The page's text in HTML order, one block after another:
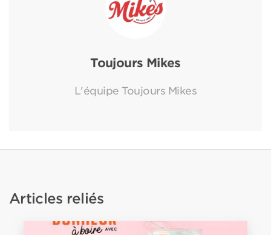
Toujours Mikes
L'équipe Toujours Mikes
Articles reliés